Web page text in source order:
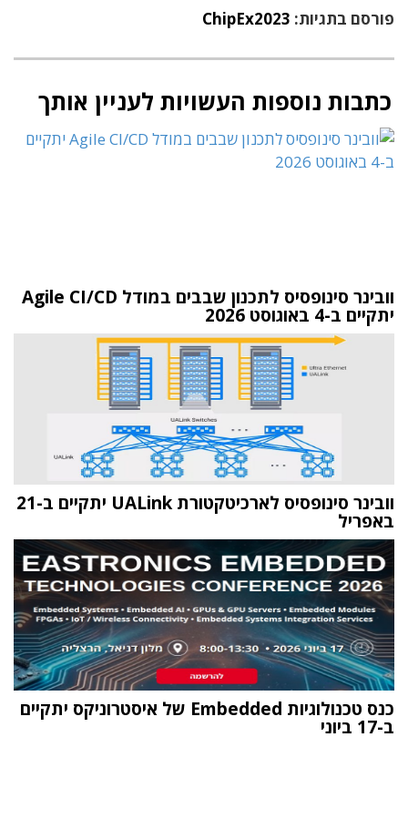
פורסם בתגיות: ChipEx2023
כתבות נוספות העשויות לעניין אותך
וובינר סינופסיס לתכנון שבבים במודל Agile CI/CD
יתקיים ב-4 באוגוסט 2026
וובינר סינופסיס לארכיטקטורת UALink יתקיים ב-21
באפריל
כנס טכנולוגיות Embedded של איסטרוניקס יתקיים
ב-17 ביוני